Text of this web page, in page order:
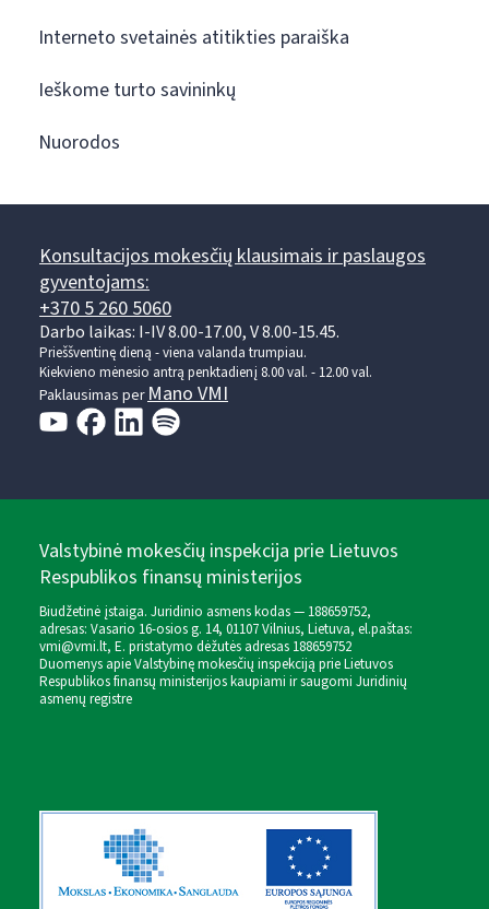
Interneto svetainės atitikties paraiška
Ieškome turto savininkų
Nuorodos
Konsultacijos mokesčių klausimais ir paslaugos
gyventojams:
+370 5 260 5060
Darbo laikas: I-IV 8.00-17.00, V 8.00-15.45.
Prieššventinę dieną - viena valanda trumpiau.
Kiekvieno mėnesio antrą penktadienį 8.00 val. - 12.00 val.
Paklausimas perMano VMI
Valstybinė mokesčių inspekcija prie Lietuvos
Respublikos finansų ministerijos
Biudžetinė įstaiga. Juridinio asmens kodas — 188659752,
adresas: Vasario 16-osios g. 14, 01107 Vilnius, Lietuva, el.paštas:
vmi@vmi.lt, E. pristatymo dėžutės adresas 188659752
Duomenys apie Valstybinę mokesčių inspekciją prie Lietuvos
Respublikos finansų ministerijos kaupiami ir saugomi Juridinių
asmenų registre